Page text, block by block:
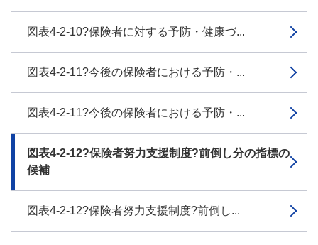
図表4-2-10?保険者に対する予防・健康づ...
図表4-2-11?今後の保険者における予防・...
図表4-2-11?今後の保険者における予防・...
図表4-2-12?保険者努力支援制度?前倒し分の指標の
候補
図表4-2-12?保険者努力支援制度?前倒し...